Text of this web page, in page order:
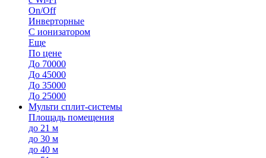
On/Off
Инверторные
С ионизатором
Еще
По цене
До 70000
До 45000
До 35000
До 25000
Мульти сплит-системы
Площадь помещения
до 21 м
до 30 м
до 40 м